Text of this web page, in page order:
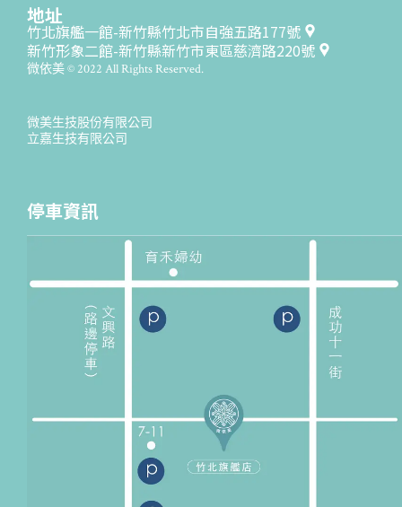
地址
竹北旗艦一館-新竹縣竹北市自強五路177號
新竹形象二館-新竹縣新竹市東區慈濟路220號
微依美 © 2022 All Rights Reserved.
微美生技股份有限公司
立嘉生技有限公司
停車資訊